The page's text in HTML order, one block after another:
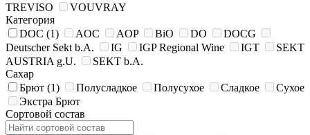
TREVISO
VOUVRAY
Категория
DOC (1) AOC AOP BiO DO
DOCG
Deutscher Sekt b.A.
IG IGP Regional Wine IGT
SEKT
AUSTRIA g.U.
SEKT b.A.
Сахар
Брют (1) Полусладкое Полусухое Сладкое
Сухое
Экстра Брют
Сортовой состав